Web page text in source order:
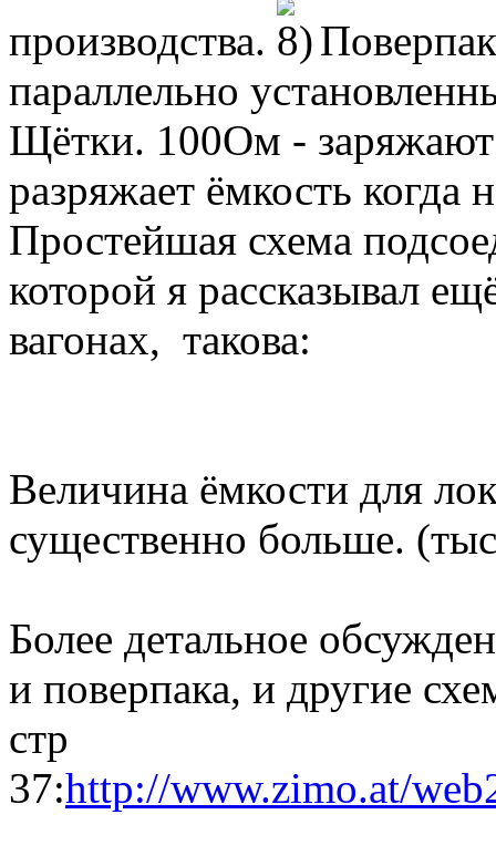
производства.
Поверпак
параллельно
Щётки. 100Ом - заряжают
разряжает ёмкость когда
Простейшая схема
которой я рассказывал
вагонах, такова:
Величина ёмкости для
существенно больше.
Более детальное
и поверпака, и другие
стр
37:http://www.zimo.at/